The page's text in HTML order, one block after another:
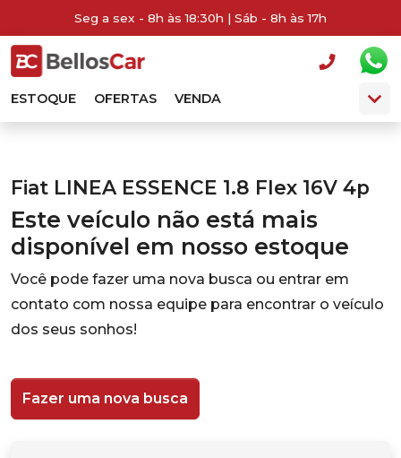
Seg a sex - 8h às 18:30h | Sáb - 8h às 17h
ESTOQUE OFERTAS VENDA
Fiat LINEA ESSENCE 1.8 Flex 16V 4p
Este veículo não está mais
disponível em nosso estoque
Você pode fazer uma nova busca ou entrar em
contato com nossa equipe para encontrar o veículo
dos seus sonhos!
Fazer uma nova busca